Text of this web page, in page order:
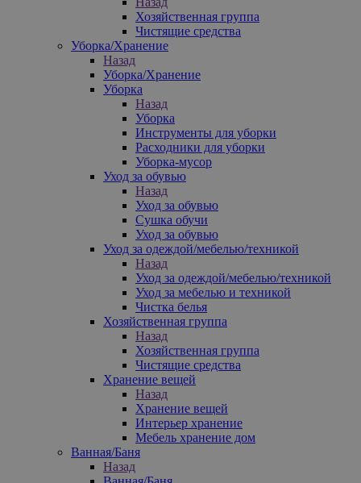
Хозяйственная группа
Чистящие средства
Уборка/Хранение
Назад
Уборка/Хранение
Уборка
Назад
Уборка
Инструменты для уборки
Расходники для уборки
Уборка-мусор
Уход за обувью
Назад
Уход за обувью
Сушка обучи
Уход за обувью
Уход за одеждой/мебелью/техникой
Назад
Уход за одеждой/мебелью/техникой
Уход за мебелью и техникой
Чистка белья
Хозяйственная группа
Назад
Хозяйственная группа
Чистящие средства
Хранение вещей
Назад
Хранение вещей
Интерьер хранение
Мебель хранение дом
Ванная/Баня
Назад